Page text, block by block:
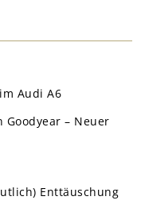
Audi A6
– Neuer
Enttäuschung